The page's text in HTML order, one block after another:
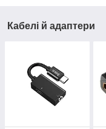
Кабелі й адаптери